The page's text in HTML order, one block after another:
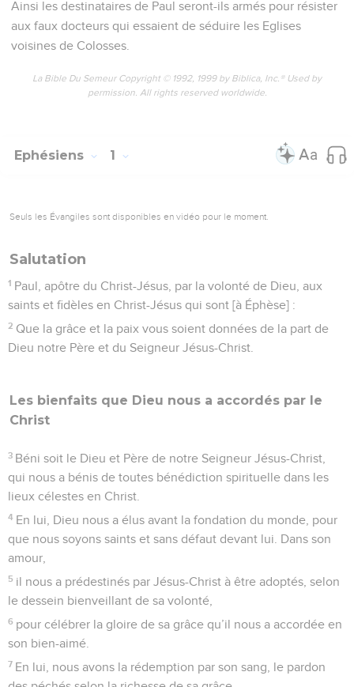
Ainsi les destinataires de Paul seront-ils armés pour résister
aux faux docteurs qui essaient de séduire les Eglises
voisines de Colosses.
La Bible Du Semeur Copyright © 1992, 1999 by Biblica, Inc.® Used by
permission. All rights reserved worldwide.
Ephésiens 1
Seuls les Évangiles sont disponibles en vidéo pour le moment.
Salutation
1 Paul, apôtre du Christ-Jésus, par la volonté de Dieu, aux
saints et fidèles en Christ-Jésus qui sont [à Éphèse] :
2 Que la grâce et la paix vous soient données de la part de
Dieu notre Père et du Seigneur Jésus-Christ.
Les bienfaits que Dieu nous a accordés par le
Christ
3 Béni soit le Dieu et Père de notre Seigneur Jésus-Christ,
qui nous a bénis de toutes bénédiction spirituelle dans les
lieux célestes en Christ.
4 En lui, Dieu nous a élus avant la fondation du monde, pour
que nous soyons saints et sans défaut devant lui. Dans son
amour,
5 il nous a prédestinés par Jésus-Christ à être adoptés, selon
le dessein bienveillant de sa volonté,
6 pour célébrer la gloire de sa grâce qu’il nous a accordée en
son bien-aimé.
7 En lui, nous avons la rédemption par son sang, le pardon